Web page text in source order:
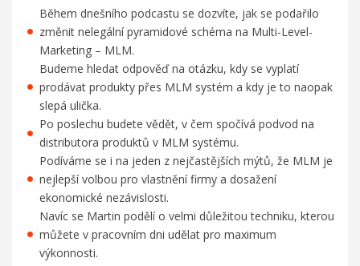
Během dnešního podcastu se dozvíte, jak se podařilo
změnit nelegální pyramidové schéma na Multi-Level-
Marketing – MLM.
Budeme hledat odpověď na otázku, kdy se vyplatí
prodávat produkty přes MLM systém a kdy je to naopak
slepá ulička.
Po poslechu budete vědět, v čem spočívá podvod na
distributora produktů v MLM systému.
Podíváme se i na jeden z nejčastějších mýtů, že MLM je
nejlepší volbou pro vlastnění firmy a dosažení
ekonomické nezávislosti.
Navíc se Martin podělí o velmi důležitou techniku, kterou
můžete v pracovním dni udělat pro maximum
výkonnosti.